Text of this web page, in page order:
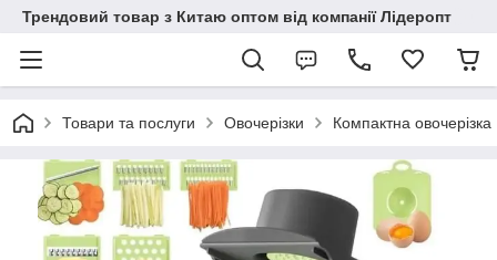
Трендовий товар з Китаю оптом від компанії Лідеропт
Товари та послуги Овочерізки Компактна